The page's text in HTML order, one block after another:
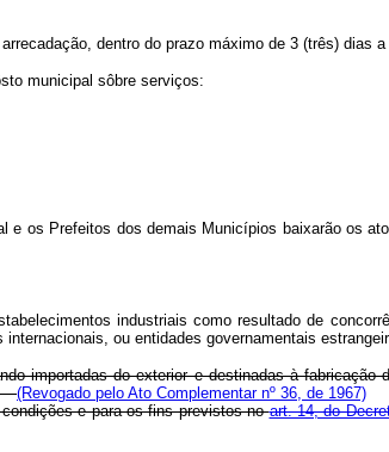
dentro do prazo máximo de 3 (três) dias
municipal sôbre serviços:
e os Prefeitos dos demais Municípios baixarão os
industriais como resultado de
ou entidades governamentais
importadas do exterior e destinadas à
(Revogado pelo Ato Complementar nº 36, de 1967)
e para os fins previstos noart. 14, do